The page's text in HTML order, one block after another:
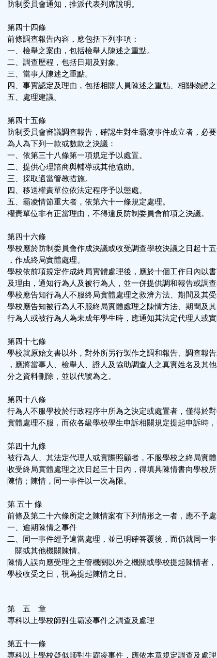
防制委員會通知，推派代表列席說明。
第四十四條
前條調查報告內容，應包括下列事項：
一、檢舉之案由，包括檢舉人陳述之重點。
二、調查歷程，包括日期及對象。
三、當事人陳述之重點。
四、事實認定及理由，包括相關人員陳述之重點、相關物證
五、處理建議。
第四十五條
防制委員會審議調查報告，確認生對生霸凌事件成立者，必
為人為下列一款或數款之決議：
一、依第三十八條第一項規定予以處置。
二、提供心理諮商與輔導或其他協助。
三、採取適當管教措施。
四、移送權責單位依法定程序予以懲處。
五、霸凌情節重大者，依第六十一條規定處理。
權責單位非有正當理由，不得違反防制委員會前項之決議。
第四十六條
學校應於防制委員會作成決議或收受調查學校決議之日起十
，作成終局實體處理。
學校依前項規定作成終局實體處理後，應於十個工作日內以
及理由，通知行為人及被行為人，並一併提供調和報告或調
學校應告知行為人不服終局實體處理之救濟方法、期間及其
學校應告知被行為人不服終局實體處理之陳情方法、期間及
行為人或被行為人為未成年學生時，應通知其法定代理人或
第四十七條
學校就原始文書以外，對外所另行製作之調和報告、調查報
，應將當事人、檢舉人、證人及協助調查人之真實姓名及其
分之資料刪除，並以代號為之。
第四十八條
行為人不服學校於行政程序中所為之決定或處置者，僅得於
實體處理不服，而依各級學校學生申訴相關規定提起申訴時
第四十九條
被行為人、其法定代理人或實際照顧者，不服學校之終局實
收受終局實體處理之次日起三十日內，得填具陳情書向學校
陳情；陳情，同一事件以一次為限。
第 五十 條
前條及第二十六條所定之陳情案有下列情形之一者，應不予
一、逾期陳情之事件
二、同一事件經予適當處理，並已明確答覆後，而仍就同一
關或其他機關陳情。
陳情人誤向應受理之主管機關以外之機關或學校提起陳情者
學校收受之日，視為提起陳情之日。
第 五 章
專科以上學校師對生霸凌事件之調查及處理
第五十一條
專科以上學校疑似師對生霸凌事件，應依本章規定調查及處